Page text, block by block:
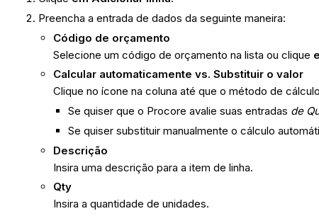
Preencha a entrada de dados da seguinte maneira:
Código de orçamento
Selecione um código de orçamento na lista ou clique
Calcular automaticamente vs. Substituir o valor
Clique no ícone na coluna até que o método de
Se quiser que o Procore avalie suas entradas de
Se quiser substituir manualmente o cálculo
Descrição
Insira uma descrição para a item de linha.
Qty
Insira a quantidade de unidades.